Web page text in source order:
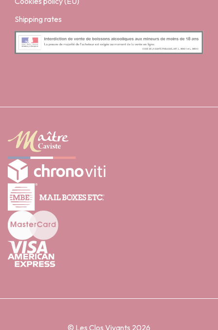
Shipping rates
© Les Clos Vivants 2026